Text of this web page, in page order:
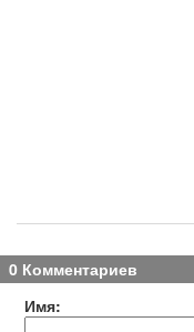
0 Комментариев
Имя: